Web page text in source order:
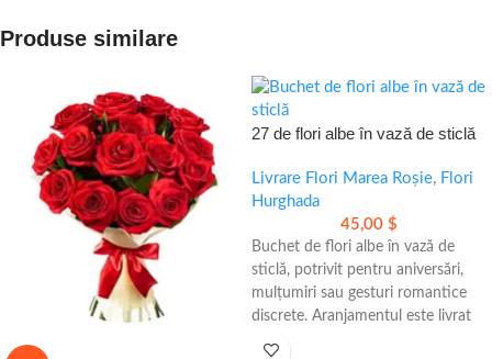
Produse similare
27 de flori albe în vază de sticlă
Livrare Flori Marea Roșie, Flori
Hurghada
45,00 $
Buchet de flori albe în vază de
sticlă, potrivit pentru aniversări,
mulțumiri sau gesturi romantice
discrete. Aranjamentul este livrat